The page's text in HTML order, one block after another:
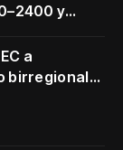
y
a
birregional